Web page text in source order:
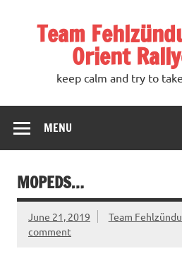
Team
Orient
keep calm and try to
MENU
MOPEDS…
June 21, 2019 Team
comment